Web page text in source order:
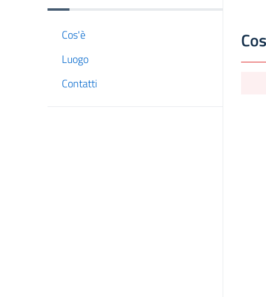
Cos'è
Luogo
Contatti